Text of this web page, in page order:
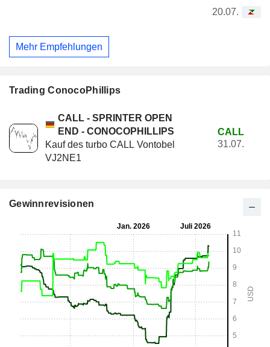
20.07.
Mehr Empfehlungen
Trading ConocoPhillips
CALL - SPRINTER OPEN
END - CONOCOPHILLIPS
Kauf des turbo CALL Vontobel
VJ2NE1
CALL
31.07.
Gewinnrevisionen